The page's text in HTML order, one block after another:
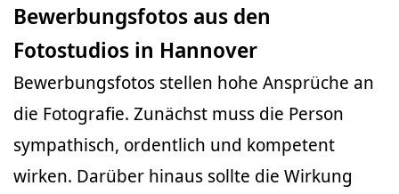
Bewerbungsfotos aus den
Fotostudios in Hannover
Bewerbungsfotos stellen hohe Ansprüche an
die Fotografie. Zunächst muss die Person
sympathisch, ordentlich und kompetent
wirken. Darüber hinaus sollte die Wirkung